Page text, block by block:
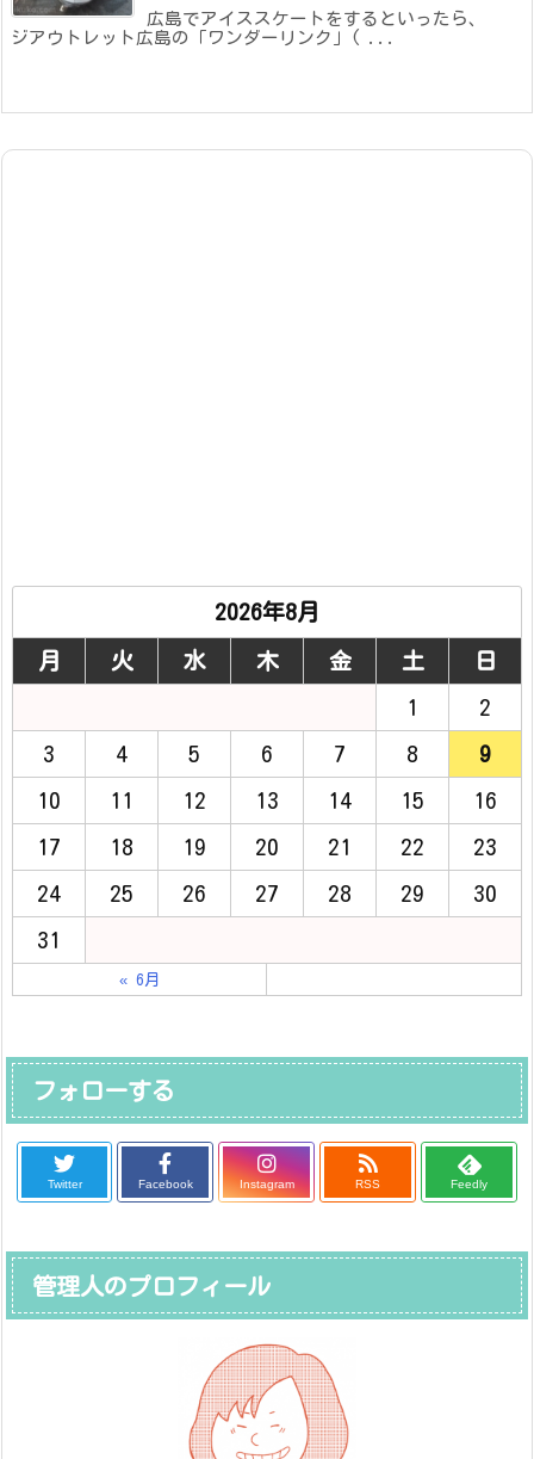
広島でアイススケートをするといったら、
ジアウトレット広島の「ワンダーリンク」( ...
2026年8月
月 火 水 木 金 土 日
1 2
3 4 5 6 7 8 9
10 11 12 13 14 15 16
17 18 19 20 21 22 23
24 25 26 27 28 29 30
31
« 6月
フォローする
Twitter Facebook Instagram RSS Feedly
管理人のプロフィール